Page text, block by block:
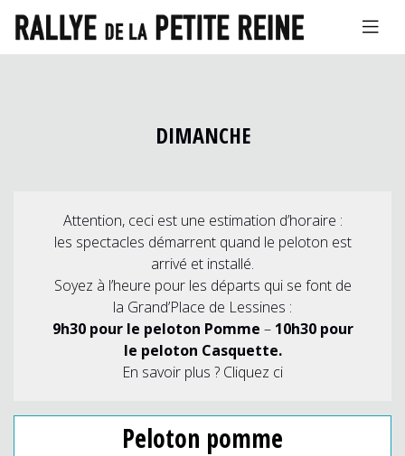
DIMANCHE
Attention, ceci est une estimation d’horaire :
les spectacles démarrent quand le peloton est
arrivé et installé.
Soyez à l’heure pour les départs qui se font de
la Grand’Place de Lessines :
9h30 pour le peloton Pomme – 10h30 pour
le peloton Casquette.
En savoir plus ? Cliquez ci
Peloton pomme